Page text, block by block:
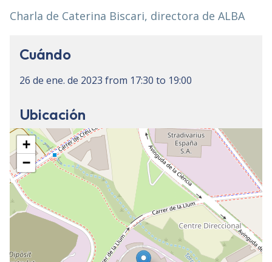
Charla de Caterina Biscari, directora de ALBA
Cuándo
26 de ene. de 2023 from 17:30 to 19:00
Ubicación
+
−